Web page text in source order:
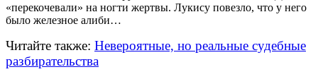
«перекочевали» на ногти жертвы. Лукису повезло, что у него
было железное алиби…
Читайте также: Невероятные, но реальные судебные
разбирательства